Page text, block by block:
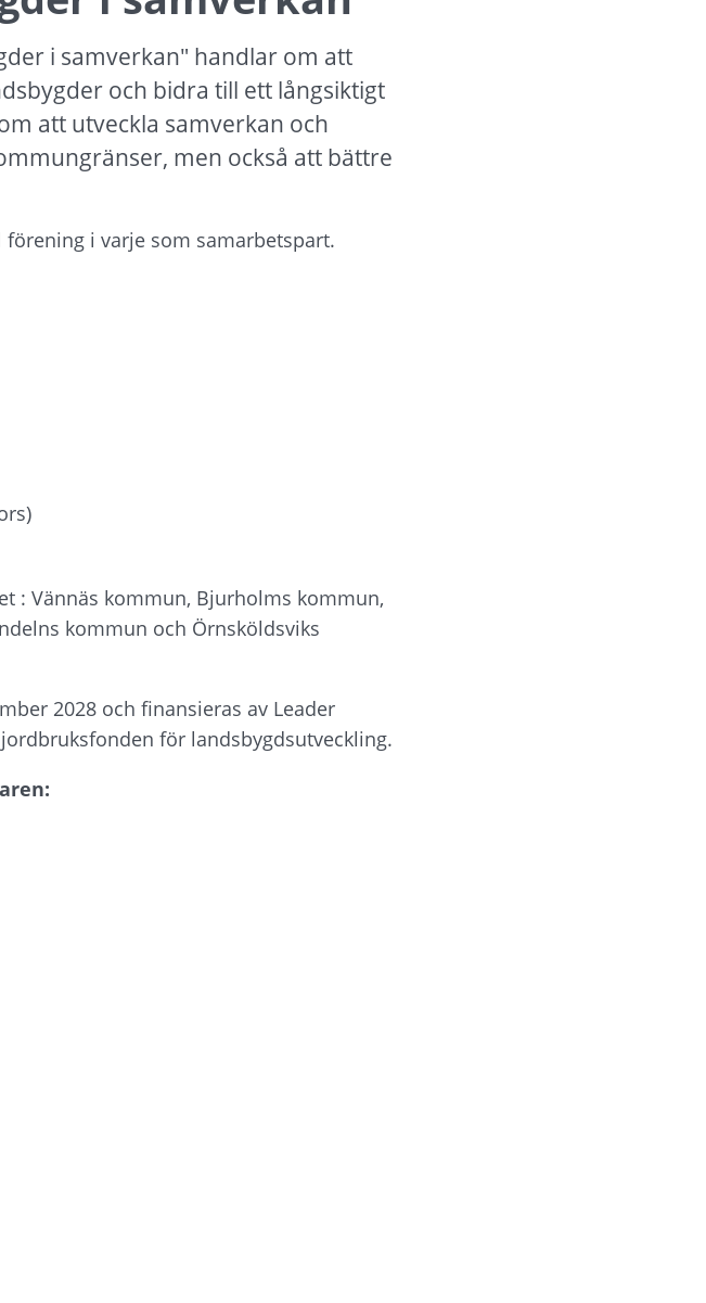
i samverkan" handlar om att
och bidra till ett långsiktigt
att utveckla samverkan och
men också att bättre
i varje som samarbetspart.
: Vännäs kommun, Bjurholms kommun,
kommun och Örnsköldsviks
2028 och finansieras av Leader
för landsbygdsutveckling.